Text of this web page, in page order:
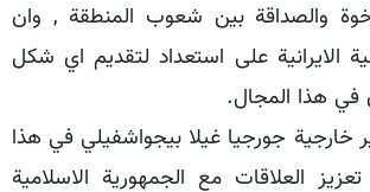
والصداقة بين شعوب المنطقة , وان
الايرانية على استعداد لتقديم اي شكل
في هذا المجال.
خارجية جورجيا غيلا بيجواشفيلي في هذا
العلاقات مع الجمهورية الاسلامية